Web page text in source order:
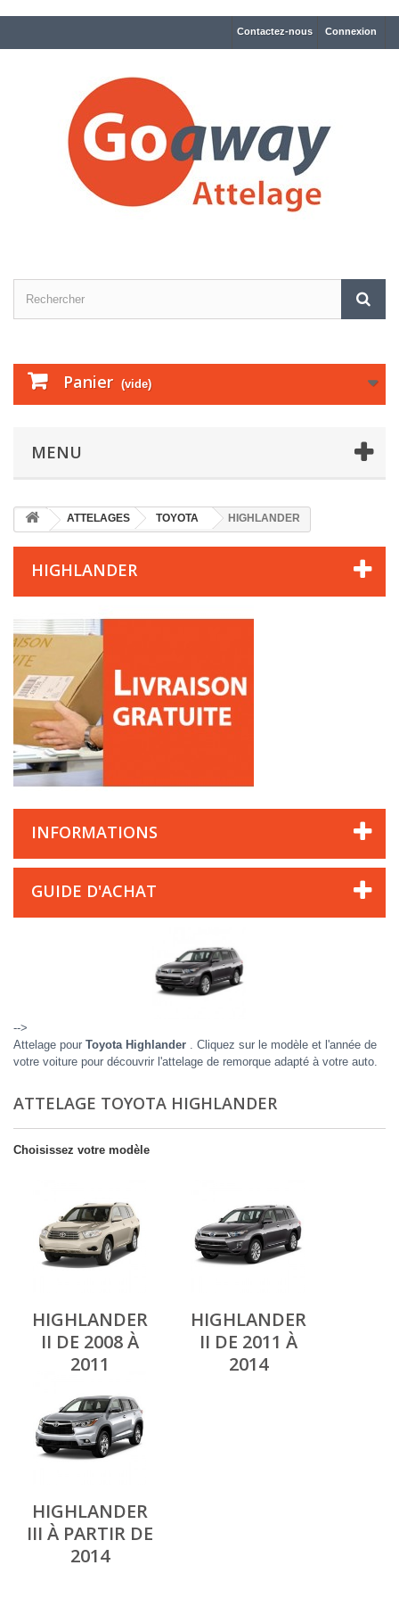
Connexion
Contactez-nous
Panier (vide)
MENU
ATTELAGES TOYOTA HIGHLANDER
HIGHLANDER
INFORMATIONS
GUIDE D'ACHAT
-->
Attelage pour Toyota Highlander . Cliquez sur le modèle et l'année de
votre voiture pour découvrir l'attelage de remorque adapté à votre auto.
ATTELAGE TOYOTA HIGHLANDER
Choisissez votre modèle
HIGHLANDER
II DE 2008 À
2011
HIGHLANDER
II DE 2011 À
2014
HIGHLANDER
III À PARTIR DE
2014